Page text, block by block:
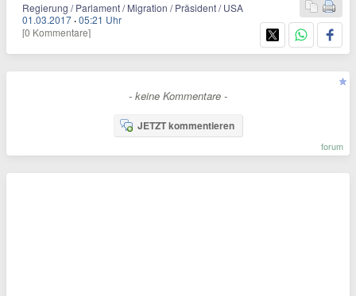
Regierung / Parlament / Migration / Präsident / USA
01.03.2017 ·05:21 Uhr
[0 Kommentare]
- keine Kommentare -
JETZT kommentieren
forum